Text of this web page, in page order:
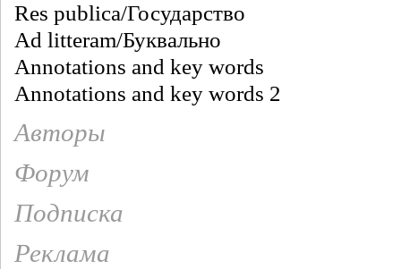
Res publica/Государство
Ad litteram/Буквально
Annotations and key words
Annotations and key words 2
Авторы
Форум
Подписка
Реклама